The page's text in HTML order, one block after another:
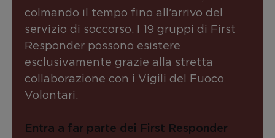
colmando il tempo fino all’arrivo del
servizio di soccorso. I 19 gruppi di First
Responder possono esistere
esclusivamente grazie alla stretta
collaborazione con i Vigili del Fuoco
Volontari.
Entra a far parte dei First Responder